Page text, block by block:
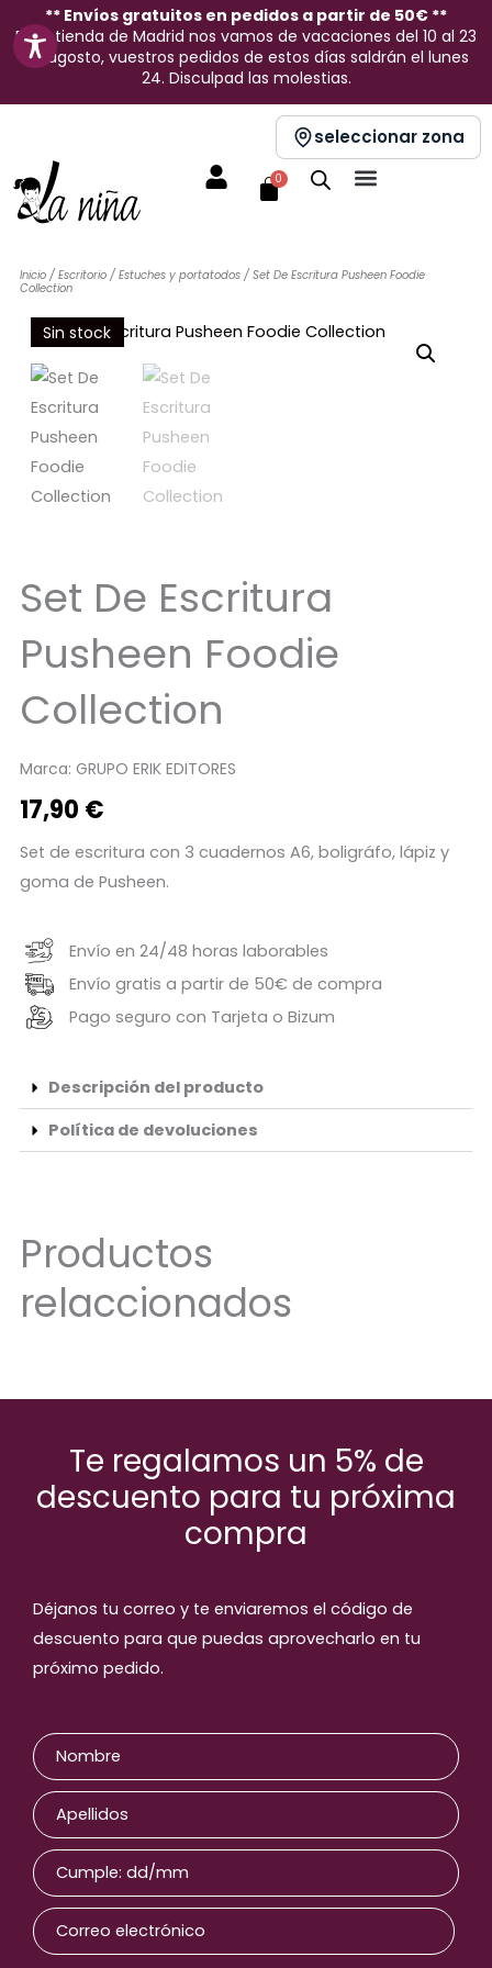
contenido
** Envíos gratuitos en pedidos a partir de 50€ **
En la tienda de Madrid nos vamos de vacaciones del 10 al 23
de agosto, vuestros pedidos de estos días saldrán el lunes
24. Disculpad las molestias.
seleccionar zona
0
Carrito
Inicio/ Escritorio/ Estuches y portatodos/ Set De Escritura Pusheen Foodie
Collection
Sin stock
Set De Escritura
Pusheen Foodie
Collection
Marca: GRUPO ERIK EDITORES
17,90 €
Set de escritura con 3 cuadernos A6, boligráfo, lápiz y
goma de Pusheen.
Envío en 24/48 horas laborables
Envío gratis a partir de 50€ de compra
Pago seguro con Tarjeta o Bizum
Descripción del producto
Política de devoluciones
Productos
relaccionados
Te regalamos un 5% de
descuento para tu próxima
compra
Déjanos tu correo y te enviaremos el código de
descuento para que puedas aprovecharlo en tu
próximo pedido.